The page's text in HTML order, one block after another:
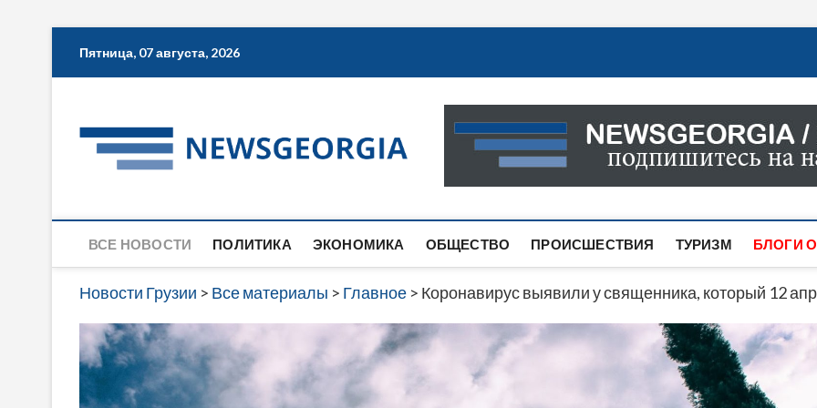
Пятница, 07 августа, 2026
Новости Грузии
САМАЯ АКТУАЛЬНАЯ ИНФОРМАЦИЯ О СОБЫТИЯХ
САЙТЕ ВЫ НАЙДЕТЕ НОВОСТИ ПОЛИТИКИ,
ВСЕ НОВОСТИ ПОЛИТИКА ЭКОНОМИКА ОБЩЕСТВО ПРОИСШЕСТВИЯ ТУРИЗМ БЛОГИ
Новости Грузии > Все материалы > Главное > Коронавирус выявили у священника, который 12